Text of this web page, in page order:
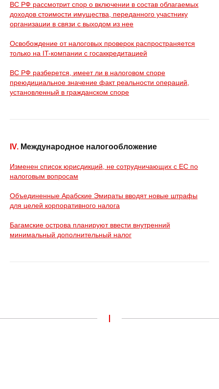
ВС РФ рассмотрит спор о включении в состав облагаемых
доходов стоимости имущества, переданного участнику
организации в связи с выходом из нее
Освобождение от налоговых проверок распространяется
только на IT-компании с госаккредитацией
ВС РФ разберется, имеет ли в налоговом споре
преюдициальное значение факт реальности операций,
установленный в гражданском споре
IV. Международное налогообложение
Изменен список юрисдикций, не сотрудничающих с ЕС по
налоговым вопросам
Объединенные Арабские Эмираты вводят новые штрафы
для целей корпоративного налога
Багамские острова планируют ввести внутренний
минимальный дополнительный налог
I